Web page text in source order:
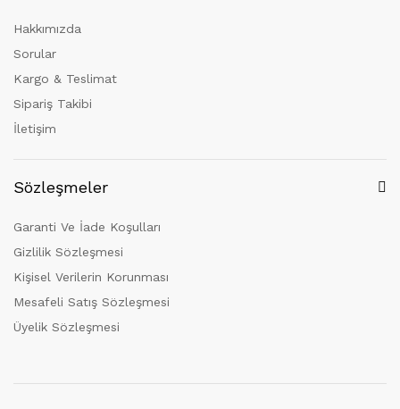
Hakkımızda
Sorular
Kargo & Teslimat
Sipariş Takibi
İletişim
Sözleşmeler
Garanti Ve İade Koşulları
Gizlilik Sözleşmesi
Kişisel Verilerin Korunması
Mesafeli Satış Sözleşmesi
Üyelik Sözleşmesi